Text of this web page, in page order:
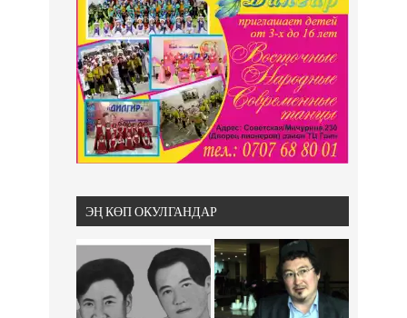
ЭҢ КӨП ОКУЛГАНДАР